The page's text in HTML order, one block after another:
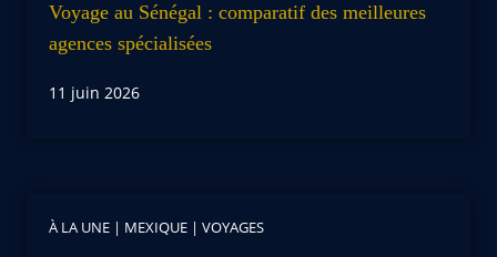
Voyage au Sénégal : comparatif des meilleures
agences spécialisées
11 juin 2026
À LA UNE | MEXIQUE | VOYAGES